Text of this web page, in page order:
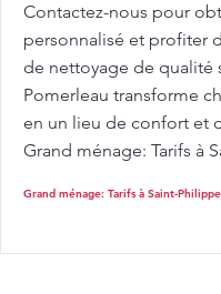
Contactez-nous pour
personnalisé et profiter
de nettoyage de qualité
Pomerleau transforme
en un lieu de confort et
Grand ménage: Tarifs à
Grand ménage: Tarifs à Saint-Philippe